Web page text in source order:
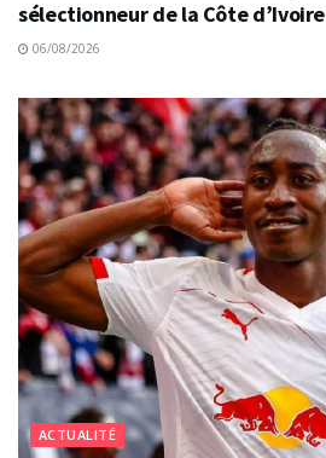
sélectionneur de la Côte d’Ivoire
06/08/2026
ACTUALITÉ